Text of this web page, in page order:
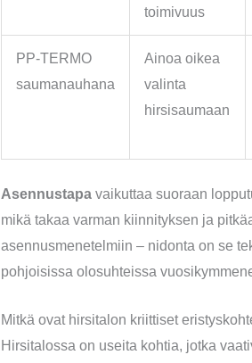
toimivuus
PP-TERMO
saumanauhana
Ainoa oikea
valinta
hirsisaumaan
Asennustapavaikuttaa suoraan
mikä takaa varman kiinnityksen ja
asennusmenetelmiin – nidonta on se
pohjoisissa olosuhteissa
Mitkä ovat hirsitalon kriittiset
Hirsitalossa on useita kohtia, jotka